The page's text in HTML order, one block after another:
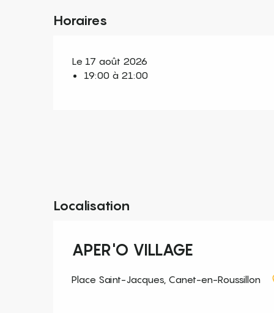
Horaires
Le 17 août 2026
19:00 à 21:00
Localisation
APER'O VILLAGE
Place Saint-Jacques, Canet-en-Roussillon